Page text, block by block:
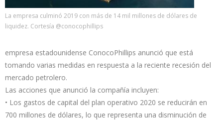
La empresa culminó 2019 con más de 14 mil millones de dólares de
liquidez. Cortesía @conocophillips
empresa estadounidense ConocoPhillips anunció que está
tomando varias medidas en respuesta a la reciente recesión del
mercado petrolero.
Las acciones que anunció la compañía incluyen:
• Los gastos de capital del plan operativo 2020 se reducirán en
700 millones de dólares, lo que representa una disminución de